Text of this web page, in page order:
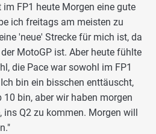
FP1 heute Morgen eine gute
ich freitags am meisten zu
'neue' Strecke für mich ist, da
MotoGP ist. Aber heute fühlte
die Pace war sowohl im FP1
bin ein bisschen enttäuscht,
bin, aber wir haben morgen
ins Q2 zu kommen. Morgen will